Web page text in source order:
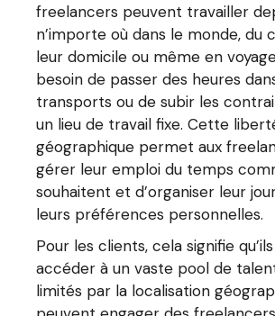
freelancers peuvent travailler
n’importe où dans le monde, du
leur domicile ou même en
besoin de passer des heures
transports ou de subir les
un lieu de travail fixe. Cette
géographique permet aux
gérer leur emploi du temps
souhaitent et d’organiser leur
leurs préférences personnelles.
Pour les clients, cela signifie
accéder à un vaste pool de
limités par la localisation